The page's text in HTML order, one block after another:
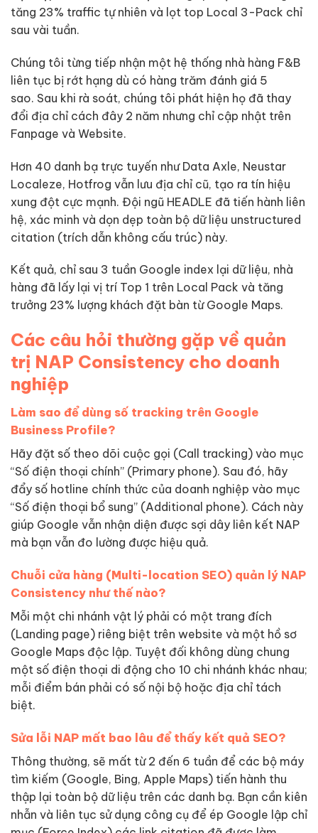
tăng 23% traffic tự nhiên và lọt top Local 3-Pack chỉ
sau vài tuần.
Chúng tôi từng tiếp nhận một hệ thống nhà hàng F&B
liên tục bị rớt hạng dù có hàng trăm đánh giá 5
sao. Sau khi rà soát, chúng tôi phát hiện họ đã thay
đổi địa chỉ cách đây 2 năm nhưng chỉ cập nhật trên
Fanpage và Website.
Hơn 40 danh bạ trực tuyến như Data Axle, Neustar
Localeze, Hotfrog vẫn lưu địa chỉ cũ, tạo ra tín hiệu
xung đột cực mạnh. Đội ngũ HEADLE đã tiến hành liên
hệ, xác minh và dọn dẹp toàn bộ dữ liệu unstructured
citation (trích dẫn không cấu trúc) này.
Kết quả, chỉ sau 3 tuần Google index lại dữ liệu, nhà
hàng đã lấy lại vị trí Top 1 trên Local Pack và tăng
trưởng 23% lượng khách đặt bàn từ Google Maps.
Các câu hỏi thường gặp về quản
trị NAP Consistency cho doanh
nghiệp
Làm sao để dùng số tracking trên Google
Business Profile?
Hãy đặt số theo dõi cuộc gọi (Call tracking) vào mục
“Số điện thoại chính” (Primary phone). Sau đó, hãy
đẩy số hotline chính thức của doanh nghiệp vào mục
“Số điện thoại bổ sung” (Additional phone). Cách này
giúp Google vẫn nhận diện được sợi dây liên kết NAP
mà bạn vẫn đo lường được hiệu quả.
Chuỗi cửa hàng (Multi-location SEO) quản lý NAP
Consistency như thế nào?
Mỗi một chi nhánh vật lý phải có một trang đích
(Landing page) riêng biệt trên website và một hồ sơ
Google Maps độc lập. Tuyệt đối không dùng chung
một số điện thoại di động cho 10 chi nhánh khác nhau;
mỗi điểm bán phải có số nội bộ hoặc địa chỉ tách
biệt.
Sửa lỗi NAP mất bao lâu để thấy kết quả SEO?
Thông thường, sẽ mất từ 2 đến 6 tuần để các bộ máy
tìm kiếm (Google, Bing, Apple Maps) tiến hành thu
thập lại toàn bộ dữ liệu trên các danh bạ. Bạn cần kiên
nhẫn và liên tục sử dụng công cụ để ép Google lập chỉ